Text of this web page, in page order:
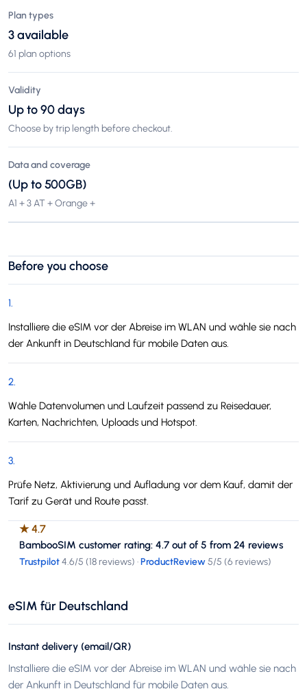
Plan types
3 available
61 plan options
Validity
Up to 90 days
Choose by trip length before checkout.
Data and coverage
(Up to 500GB)
A1 + 3 AT + Orange +
Before you choose
1.
Installiere die eSIM vor der Abreise im WLAN und wähle sie nach
der Ankunft in Deutschland für mobile Daten aus.
2.
Wähle Datenvolumen und Laufzeit passend zu Reisedauer,
Karten, Nachrichten, Uploads und Hotspot.
3.
Prüfe Netz, Aktivierung und Aufladung vor dem Kauf, damit der
Tarif zu Gerät und Route passt.
★4.7
BambooSIM customer rating: 4.7 out of 5 from 24 reviews
Trustpilot4.6/5 (18 reviews) ·ProductReview5/5 (6 reviews)
eSIM für Deutschland
Instant delivery (email/QR)
Installiere die eSIM vor der Abreise im WLAN und wähle sie nach
der Ankunft in Deutschland für mobile Daten aus.